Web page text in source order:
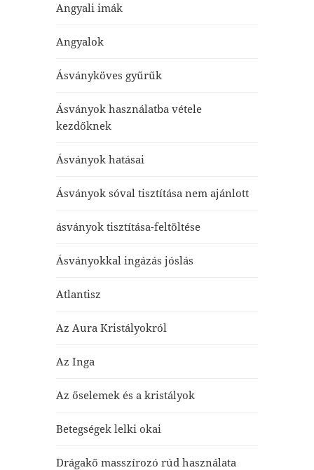
Angyali imák
Angyalok
Ásványköves gyűrűk
Ásványok használatba vétele
kezdőknek
Ásványok hatásai
Ásványok sóval tisztítása nem ajánlott
ásványok tisztítása-feltöltése
Ásványokkal ingázás jóslás
Atlantisz
Az Aura Kristályokról
Az Inga
Az őselemek és a kristályok
Betegségek lelki okai
Drágakő masszírozó rúd használata